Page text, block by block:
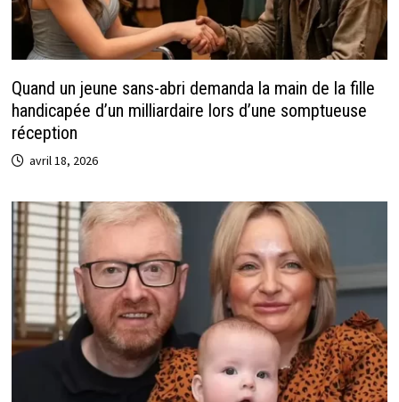
Quand un jeune sans-abri demanda la main de la fille
handicapée d’un milliardaire lors d’une somptueuse
réception
avril 18, 2026